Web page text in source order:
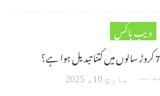
ویب باکس
رانا محمد امین اکبر مارچ 10، 2025